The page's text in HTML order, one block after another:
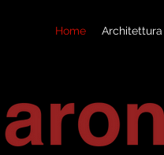
Home Architettura